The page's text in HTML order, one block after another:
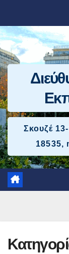
περιεχόμενο
Σκουζέ
18535,